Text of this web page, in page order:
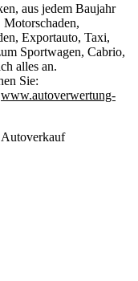
aus jedem Baujahr
Exportauto, Taxi,
Sportwagen, Cabrio,
alles an.
Sie:
www.autoverwertung-